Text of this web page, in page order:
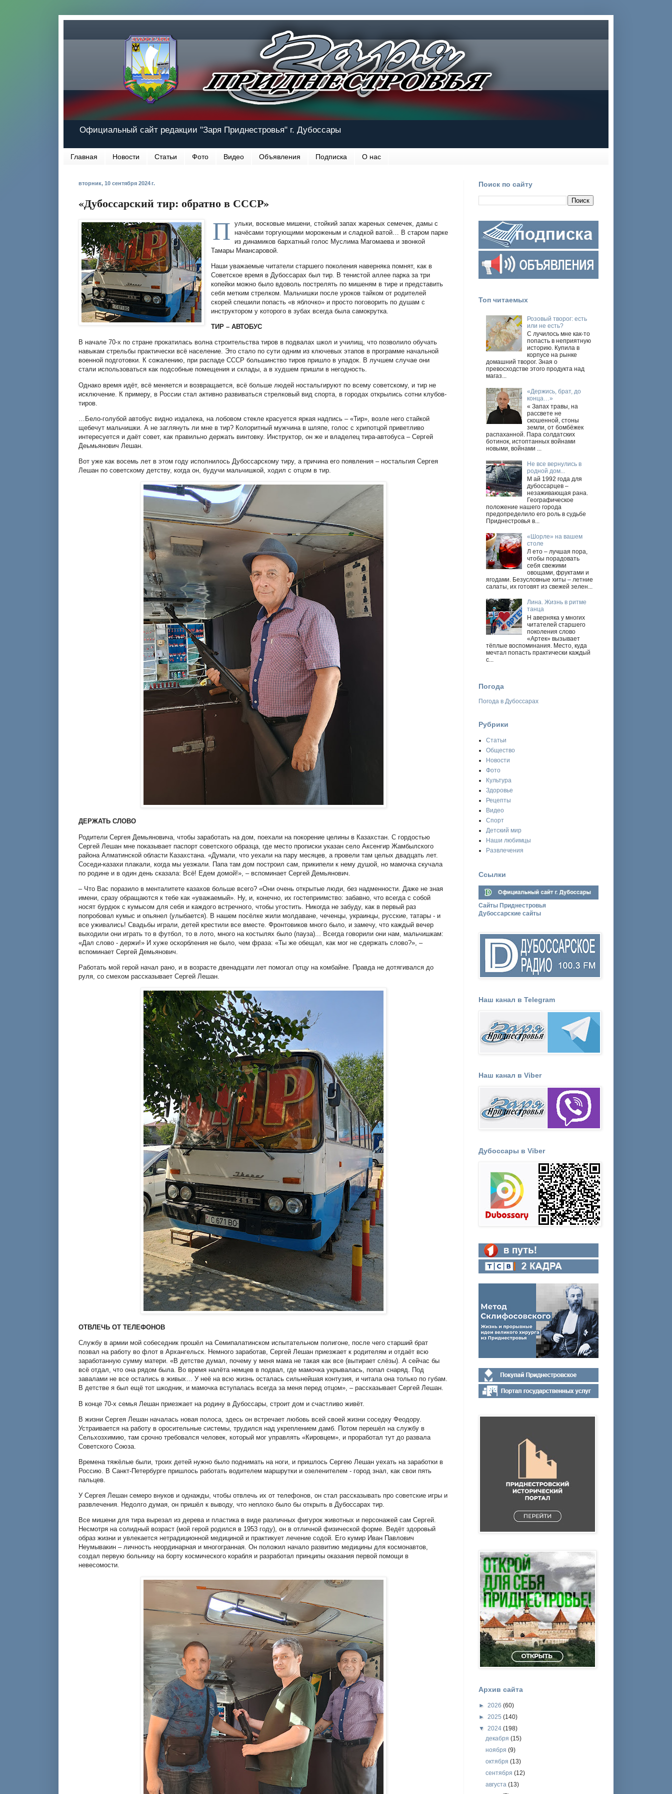
Официальный сайт редакции "Заря Приднестровья" г. Дубоссары
Главная Новости Статьи Фото Видео Объявления Подписка О нас
вторник, 10 сентября 2024 г.
«Дубоссарский тир: обратно в СССР»
П
ульки, восковые мишени, стойкий запах жареных семечек, дамы с
начёсами торгующими мороженым и сладкой ватой… В старом парке
из динамиков бархатный голос Муслима Магомаева и звонкой
Тамары Миансаровой.
Наши уважаемые читатели старшего поколения наверняка помнят, как в
Советское время в Дубоссарах был тир. В тенистой аллее парка за три
копейки можно было вдоволь пострелять по мишеням в тире и представить
себя метким стрелком. Мальчишки после уроков тайком от родителей
скорей спешили попасть «в яблочко» и просто поговорить по душам с
инструктором у которого в зубах всегда была самокрутка.
ТИР – АВТОБУС
В начале 70-х по стране прокатилась волна строительства тиров в подвалах школ и училищ, что позволило обучать
навыкам стрельбы практически всё население. Это стало по сути одним из ключевых этапов в программе начальной
военной подготовки. К сожалению, при распаде СССР большинство тиров пришло в упадок. В лучшем случае они
стали использоваться как подсобные помещения и склады, а в худшем пришли в негодность.
Однако время идёт, всё меняется и возвращается, всё больше людей ностальгируют по всему советскому, и тир не
исключение. К примеру, в России стал активно развиваться стрелковый вид спорта, в городах открылись сотни клубов-
тиров.
…Бело-голубой автобус видно издалека, на лобовом стекле красуется яркая надпись – «Тир», возле него стайкой
щебечут мальчишки. А не заглянуть ли мне в тир? Колоритный мужчина в шляпе, голос с хрипотцой приветливо
интересуется и даёт совет, как правильно держать винтовку. Инструктор, он же и владелец тира-автобуса – Сергей
Деьмьянович Лешан.
Вот уже как восемь лет в этом году исполнилось Дубоссарскому тиру, а причина его появления – ностальгия Сергея
Лешан по советскому детству, когда он, будучи мальчишкой, ходил с отцом в тир.
ДЕРЖАТЬ СЛОВО
Родители Сергея Демьяновича, чтобы заработать на дом, поехали на покорение целины в Казахстан. С гордостью
Сергей Лешан мне показывает паспорт советского образца, где место прописки указан село Аксенгир Жамбылского
района Алматинской области Казахстана. «Думали, что уехали на пару месяцев, а провели там целых двадцать лет.
Соседи-казахи плакали, когда мы уезжали. Папа там дом построил сам, прикипели к нему душой, но мамочка скучала
по родине и в один день сказала: Всё! Едем домой!», – вспоминает Сергей Демьянович.
– Что Вас поразило в менталитете казахов больше всего? «Они очень открытые люди, без надменности. Даже не зная
имени, сразу обращаются к тебе как «уважаемый». Ну, и, конечно, их гостеприимство: забавно, что всегда с собой
носят бурдюк с кумысом для себя и каждого встречного, чтобы угостить. Никогда не забуду, как в первый раз
попробовал кумыс и опьянел (улыбается). В нашем посёлке жили молдаване, чеченцы, украинцы, русские, татары - и
все уживались! Свадьбы играли, детей крестили все вместе. Фронтовиков много было, и замечу, что каждый вечер
выходили они играть то в футбол, то в лото, много на костылях было (пауза)... Всегда говорили они нам, мальчишкам:
«Дал слово - держи!» И хуже оскорбления не было, чем фраза: «Ты же обещал, как мог не сдержать слово?», –
вспоминает Сергей Демьянович.
Работать мой герой начал рано, и в возрасте двенадцати лет помогал отцу на комбайне. Правда не дотягивался до
руля, со смехом рассказывает Сергей Лешан.
ОТВЛЕЧЬ ОТ ТЕЛЕФОНОВ
Службу в армии мой собеседник прошёл на Семипалатинском испытательном полигоне, после чего старший брат
позвал на работу во флот в Архангельск. Немного заработав, Сергей Лешан приезжает к родителям и отдаёт всю
заработанную сумму матери. «В детстве думал, почему у меня мама не такая как все (вытирает слёзы). А сейчас бы
всё отдал, что она рядом была. Во время налёта немцев в подвал, где мамочка укрывалась, попал снаряд. Под
завалами не все остались в живых… У неё на всю жизнь осталась сильнейшая контузия, и читала она только по губам.
В детстве я был ещё тот шкодник, и мамочка вступалась всегда за меня перед отцом», – рассказывает Сергей Лешан.
В конце 70-х семья Лешан приезжает на родину в Дубоссары, строит дом и счастливо живёт.
В жизни Сергея Лешан началась новая полоса, здесь он встречает любовь всей своей жизни соседку Феодору.
Устраивается на работу в оросительные системы, трудился над укреплением дамб. Потом перешёл на службу в
Сельхозхимию, там срочно требовался человек, который мог управлять «Кировцем», и проработал тут до развала
Советского Союза.
Времена тяжёлые были, троих детей нужно было поднимать на ноги, и пришлось Сергею Лешан уехать на заработки в
Россию. В Санкт-Петербурге пришлось работать водителем маршрутки и озеленителем - город знал, как свои пять
пальцев.
У Сергея Лешан семеро внуков и однажды, чтобы отвлечь их от телефонов, он стал рассказывать про советские игры и
развлечения. Недолго думая, он пришёл к выводу, что неплохо было бы открыть в Дубоссарах тир.
Все мишени для тира вырезал из дерева и пластика в виде различных фигурок животных и персонажей сам Сергей.
Несмотря на солидный возраст (мой герой родился в 1953 году), он в отличной физической форме. Ведёт здоровый
образ жизни и увлекается нетрадиционной медициной и практикует лечение содой. Его кумир Иван Павлович
Неумывакин – личность неординарная и многогранная. Он положил начало развитию медицины для космонавтов,
создал первую больницу на борту космического корабля и разработал принципы оказания первой помощи в
невесомости.
Поиск по сайту
Топ читаемых
Розовый творог: есть
или не есть?
С лучилось мне как-то
попасть в неприятную
историю. Купила в
корпусе на рынке
домашний творог. Зная о
превосходстве этого продукта над
магаз...
«Держись, брат, до
конца…»
« Запах травы, на
рассвете не
скошенной, стоны
земли, от бомбёжек
распаханной. Пара солдатских
ботинок, истоптанных войнами
новыми, войнами ...
Не все вернулись в
родной дом...
М ай 1992 года для
дубоссарцев –
незаживающая рана.
Географическое
положение нашего города
предопределило его роль в судьбе
Приднестровья в...
«Шорле» на вашем
столе
Л ето – лучшая пора,
чтобы порадовать
себя свежими
овощами, фруктами и
ягодами. Безусловные хиты – летние
салаты, их готовят из свежей зелен...
Лина. Жизнь в ритме
танца
Н аверняка у многих
читателей старшего
поколения слово
«Артек» вызывает
тёплые воспоминания. Место, куда
мечтал попасть практически каждый
с...
Погода
Погода в Дубоссарах
Рубрики
Статьи
Общество
Новости
Фото
Культура
Здоровье
Рецепты
Видео
Спорт
Детский мир
Наши любимцы
Развлечения
Ссылки
Сайты Приднестровья
Дубоссарские сайты
Наш канал в Telegram
Наш канал в Viber
Дубоссары в Viber
Архив сайта
► 2026 (60)
► 2025 (140)
▼ 2024 (198)
декабря(15)
ноября(9)
октября(13)
сентября(12)
августа(13)